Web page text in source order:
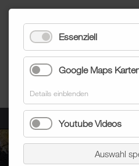
Menü
Essenziell
Google Maps
Details einblenden
Youtube Videos
Auswahl